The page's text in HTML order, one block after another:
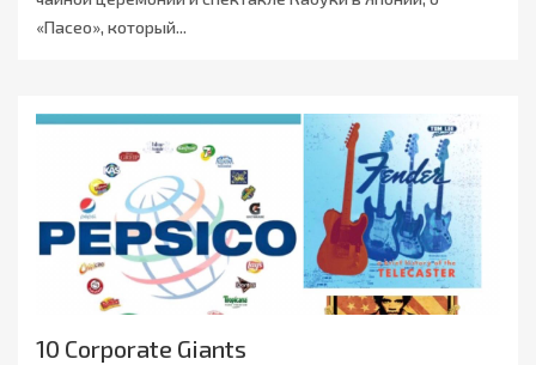
«Пасео», который...
10 Corporate Giants